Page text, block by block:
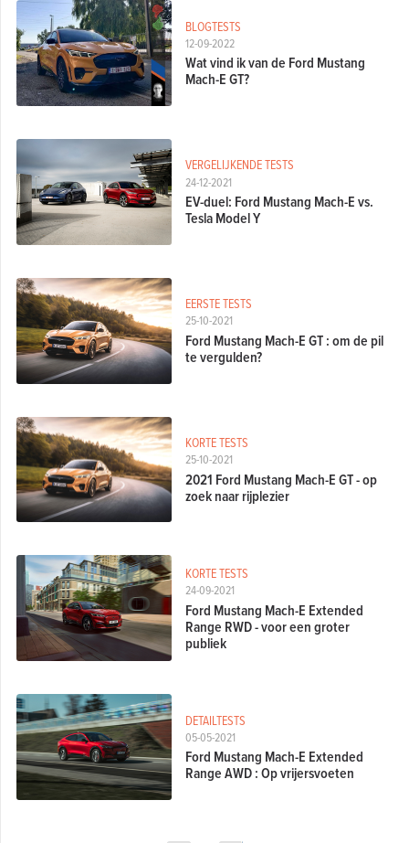
12-09-2022
BLOGTESTS
Wat vind ik van de Ford Mustang
Mach-E GT?
24-12-2021
VERGELIJKENDE TESTS
EV-duel: Ford Mustang Mach-E vs.
Tesla Model Y
25-10-2021
EERSTE TESTS
Ford Mustang Mach-E GT : om de pil
te vergulden?
25-10-2021
KORTE TESTS
2021 Ford Mustang Mach-E GT - op
zoek naar rijplezier
24-09-2021
KORTE TESTS
Ford Mustang Mach-E Extended
Range RWD - voor een groter
publiek
05-05-2021
DETAILTESTS
Ford Mustang Mach-E Extended
Range AWD : Op vrijersvoeten